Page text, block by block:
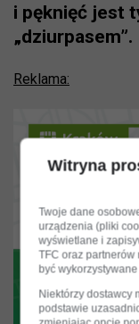
i pęknięć jest
„dziurpasem”.
Reklama:
Witryna
Twoje dane
urządzenia (pliki
wyświetlane i
TFC oraz
być
Niektórzy dostawcy
podstawie